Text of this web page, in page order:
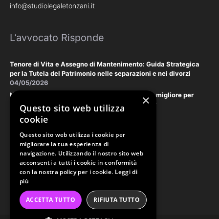
info@studiolegaletonzani.it
L’avvocato Risponde
Tenore di Vita e Assegno di Mantenimento: Guida Strategica
per la Tutela del Patrimonio nelle separazioni e nei divorzi
04/05/2026
Negoziazione Assistita vs. Tribunale: la scelta migliore per
tutelare il vostro patrimonio e la vostra privacy
18/03/2026
Law & Disclaimer
PRIVACY POLICY
COOKIE POLICY
ORDINE AVVOCATI PERUGIA
×
Questo sito web utilizza
cookie
Questo sito web utilizza i cookie per
migliorare la tua esperienza di
navigazione. Utilizzando il nostro sito web
acconsenti a tutti i cookie in conformità
con la nostra policy per i cookie. Leggi di
più
ACCETTA TUTTO RIFIUTA TUTTO